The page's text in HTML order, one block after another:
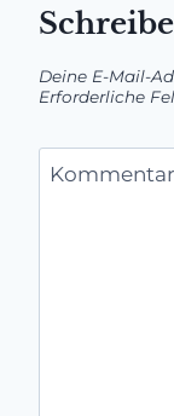
Deine E-Mail-
Erforderliche
Kommentar